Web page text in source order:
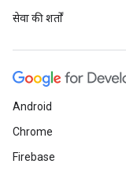
सेवा की शर्तों
Android
Chrome
Firebase